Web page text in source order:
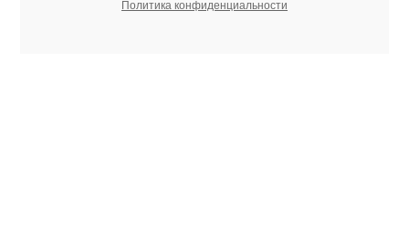
Политика конфиденциальности